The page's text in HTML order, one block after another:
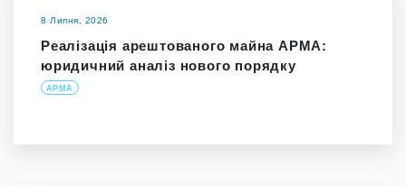
8 Липня, 2026
Реалізація арештованого майна АРМА:
юридичний аналіз нового порядку
АРМА